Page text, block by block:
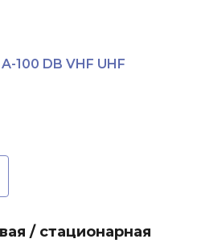
100 DB VHF UHF
/ стационарная